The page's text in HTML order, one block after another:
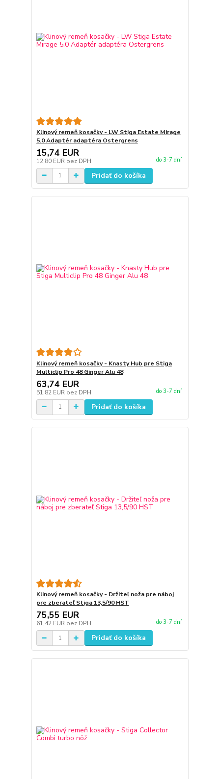
Klinový remeň kosačky - LW Stiga Estate Mirage
5.0 Adaptér adaptéra Ostergrens
15,74 EUR
12,80 EUR bez DPH do 3-7 dní
Pridať do košíka
Klinový remeň kosačky - Knasty Hub pre Stiga
Multiclip Pro 48 Ginger Alu 48
63,74 EUR
51,82 EUR bez DPH do 3-7 dní
Pridať do košíka
Klinový remeň kosačky - Držiteľ noža pre náboj
pre zberateľ Stiga 13,5/90 HST
75,55 EUR
61,42 EUR bez DPH do 3-7 dní
Pridať do košíka